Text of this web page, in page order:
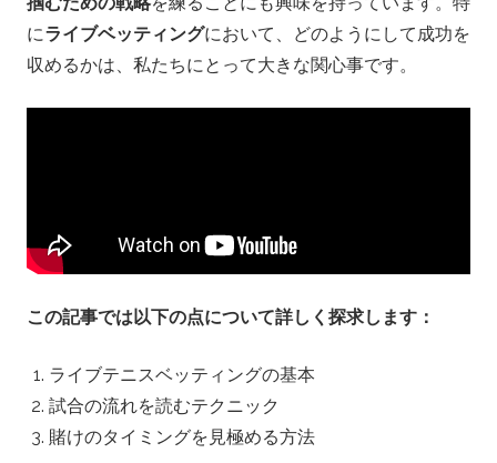
.
j
テ
ニ
ス
・
にライブベッティングにおいて、どのようにして成功を
収めるかは、私たちにとって大きな関心事です。
この記事では以下の点について詳しく探求します：
ライブテニスベッティングの基本
試合の流れを読むテクニック
賭けのタイミングを見極める方法